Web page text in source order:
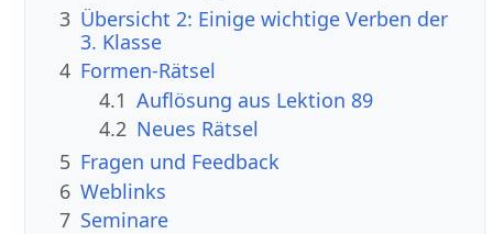
3 Übersicht 2: Einige wichtige Verben der
3. Klasse
4 Formen-Rätsel
4.1 Auflösung aus Lektion 89
4.2 Neues Rätsel
5 Fragen und Feedback
6 Weblinks
7 Seminare